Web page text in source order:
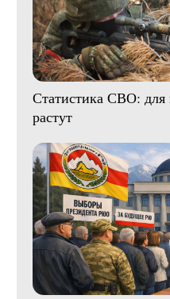
Статистика СВО: для
растут